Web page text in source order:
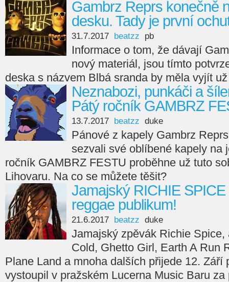
Gambrz Reprs konečně
desku. Tady je první
31.7.2017 beatzz pb
Informace o tom, že dávají
nový materiál, jsou tímto
deska s názvem Blbá sranda by měla vyjít
Neznabozi, punkáči a
Pátý ročník GAMBRZ
13.7.2017 beatzz duke
Pánové z kapely Gambrz
sezvali své oblíbené kapely na
ročník GAMBRZ FESTU proběhne už tuto
Lihovaru. Na co se můžete těšit?
Jamajský RICHIE
reggae publikum!
21.6.2017 beatzz duke
Jamajský zpěvák Richie Spice,
Cold, Ghetto Girl, Earth A Run
Plane Land a mnoha dalších přijede 12. Září
vystoupil v pražském Lucerna Music Baru